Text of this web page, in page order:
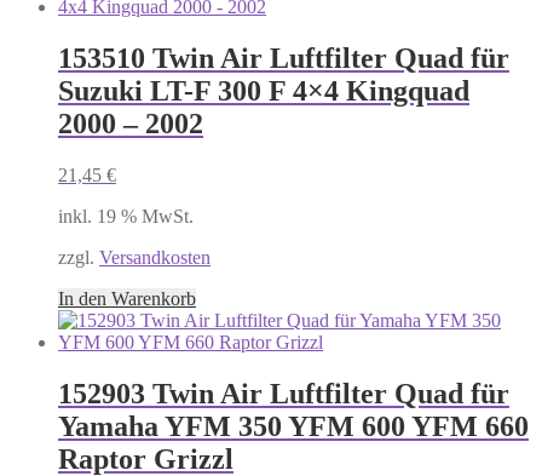
153510 Twin Air Luftfilter Quad für
Suzuki LT-F 300 F 4×4 Kingquad
2000 – 2002
21,45 €
inkl. 19 % MwSt.
zzgl. Versandkosten
In den Warenkorb
152903 Twin Air Luftfilter Quad für
Yamaha YFM 350 YFM 600 YFM 660
Raptor Grizzl